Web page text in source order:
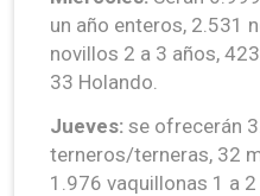
un año enteros, 2.531
novillos 2 a 3 años,
33 Holando.
Jueves: se ofrecerán
terneros/terneras, 32
1.976 vaquillonas 1 a